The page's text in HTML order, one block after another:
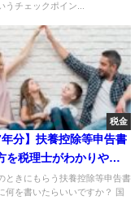
うチェックポイン...
税金
年分】扶養控除等申告書
を税理士がわかりやす
ときにもらう扶養控除等申告書
何を書いたらいいですか？ 国